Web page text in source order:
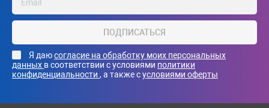
ПОДПИСАТЬСЯ
Я даюсогласие на обработку моих персональных
данных в соответствии с условиями политики
конфиденциальности , а также сусловиями оферты